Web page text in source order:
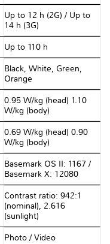
Up to 12 h (2G) / Up to
14 h (3G)
Up to 110 h
Black, White, Green,
Orange
0.95 W/kg (head) 1.10
W/kg (body)
0.69 W/kg (head) 0.90
W/kg (body)
Basemark OS II: 1167 /
Basemark X: 12080
Contrast ratio: 942:1
(nominal), 2.616
(sunlight)
Photo / Video